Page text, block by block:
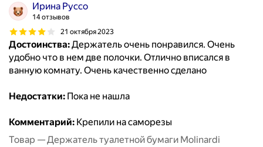
Ирина Руссо
14 отзывов
21 октября 2023
Достоинства:Держатель очень понравился. Очень
удобно что в нем две полочки. Отлично вписался в
ванную комнату. Очень качественно сделано
Недостатки: Пока не нашла
Комментарий: Крепили на саморезы
Товар — Держатель туалетной бумаги Molinardi